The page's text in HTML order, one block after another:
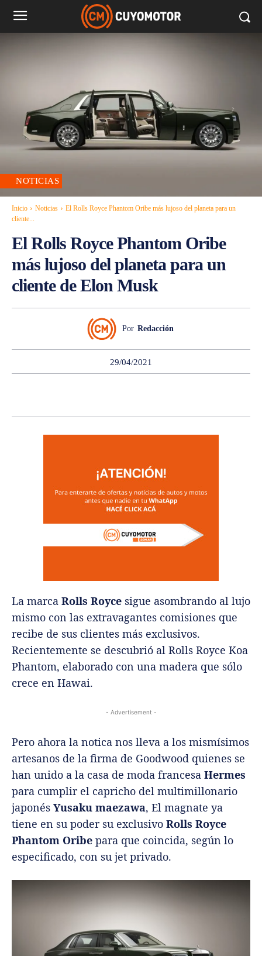
NOTICIAS
Inicio Noticias
El Rolls Royce Phantom Oribe más lujoso del planeta para un
cliente...
El Rolls Royce Phantom Oribe
más lujoso del planeta para un
cliente de Elon Musk
Por Redacción
29/04/2021
La marca Rolls Royce sigue asombrando al lujo
mismo con las extravagantes comisiones que
recibe de sus clientes más exclusivos.
Recientemente se descubrió al Rolls Royce Koa
Phantom, elaborado con una madera que sólo
crece en Hawai.
- Advertisement -
Pero ahora la notica nos lleva a los mismísimos
artesanos de la firma de Goodwood quienes se
han unido a la casa de moda francesa Hermes
para cumplir el capricho del multimillonario
japonés Yusaku maezawa, El magnate ya
tiene en su poder su exclusivo Rolls Royce
Phantom Oribe para que coincida, según lo
especificado, con su jet privado.